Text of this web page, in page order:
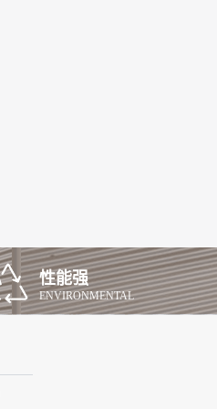
性能强
ENVIRONMENTAL